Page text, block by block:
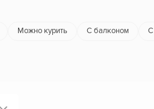
Можно курить С балконом С